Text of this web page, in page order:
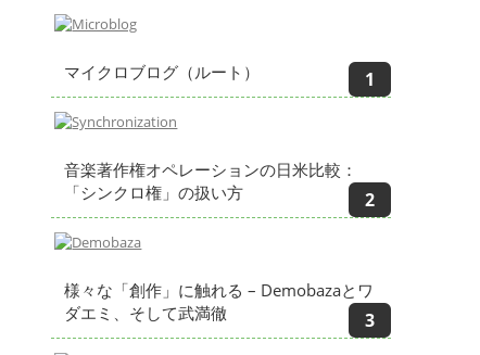
マイクロブログ（ルート）
音楽著作権オペレーションの日米比較：
「シンクロ権」の扱い方
様々な「創作」に触れる – Demobazaとワ
ダエミ、そして武満徹